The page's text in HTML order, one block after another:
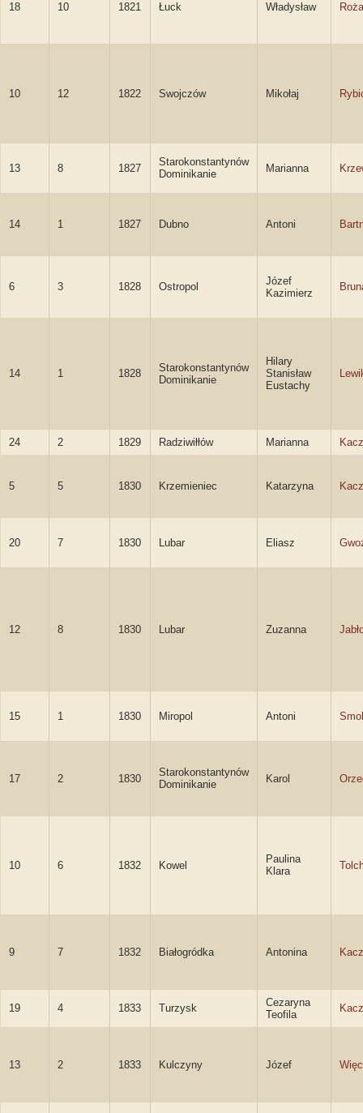
18 10 1821 Łuck Władysław
10 12 1822 Swojczów Mikołaj
13 8 1827
Starokonstantynów
Dominikanie
Marianna
14 1 1827 Dubno Antoni
6 3 1828 Ostropol
Józef
Kazimierz
14 1 1828
Starokonstantynów
Dominikanie
Hilary
Stanisław
Eustachy
24 2 1829 Radziwiłłów Marianna
5 5 1830 Krzemieniec Katarzyna
20 7 1830 Lubar Eliasz
12 8 1830 Lubar Zuzanna
15 1 1830 Miropol Antoni
17 2 1830
Starokonstantynów
Dominikanie
Karol
10 6 1832 Kowel
Paulina
Klara
9 7 1832 Białogródka Antonina
19 4 1833 Turzysk
Cezaryna
Teofila
13 2 1833 Kulczyny Józef